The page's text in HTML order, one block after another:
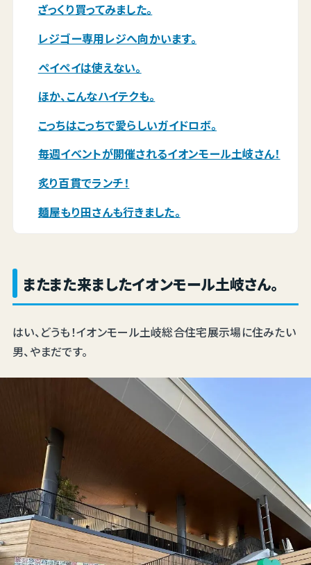
ざっくり買ってみました。
レジゴー専用レジへ向かいます。
ペイペイは使えない。
ほか、こんなハイテクも。
こっちはこっちで愛らしいガイドロボ。
毎週イベントが開催されるイオンモール土岐さん！
炙り百貫でランチ！
麺屋もり田さんも行きました。
またまた来ましたイオンモール土岐さん。
はい、どうも！イオンモール土岐総合住宅展示場に住みたい
男、やまだです。